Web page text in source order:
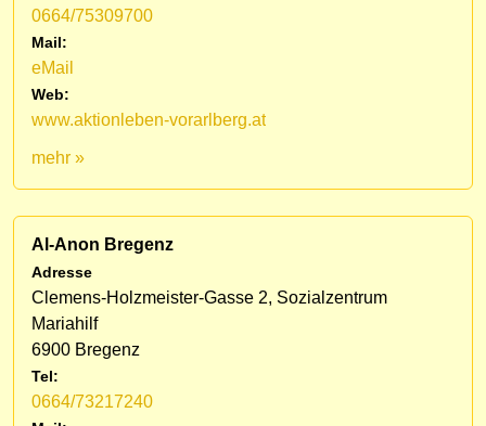
0664/75309700
Mail:
eMail
Web:
www.aktionleben-vorarlberg.at
mehr »
Al-Anon Bregenz
Adresse
Clemens-Holzmeister-Gasse 2, Sozialzentrum
Mariahilf
6900 Bregenz
Tel:
0664/73217240